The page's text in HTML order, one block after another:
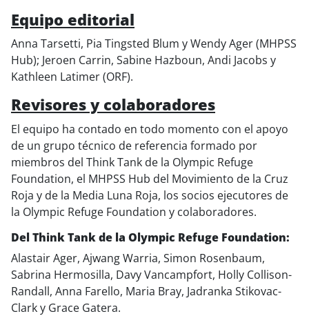
Equipo editorial
Anna Tarsetti, Pia Tingsted Blum y Wendy Ager (MHPSS
Hub); Jeroen Carrin, Sabine Hazboun, Andi Jacobs y
Kathleen Latimer (ORF).
Revisores y colaboradores
El equipo ha contado en todo momento con el apoyo
de un grupo técnico de referencia formado por
miembros del Think Tank de la Olympic Refuge
Foundation, el MHPSS Hub del Movimiento de la Cruz
Roja y de la Media Luna Roja, los socios ejecutores de
la Olympic Refuge Foundation y colaboradores.
Del Think Tank de la Olympic Refuge Foundation:
Alastair Ager, Ajwang Warria, Simon Rosenbaum,
Sabrina Hermosilla, Davy Vancampfort, Holly Collison-
Randall, Anna Farello, Maria Bray, Jadranka Stikovac-
Clark y Grace Gatera.